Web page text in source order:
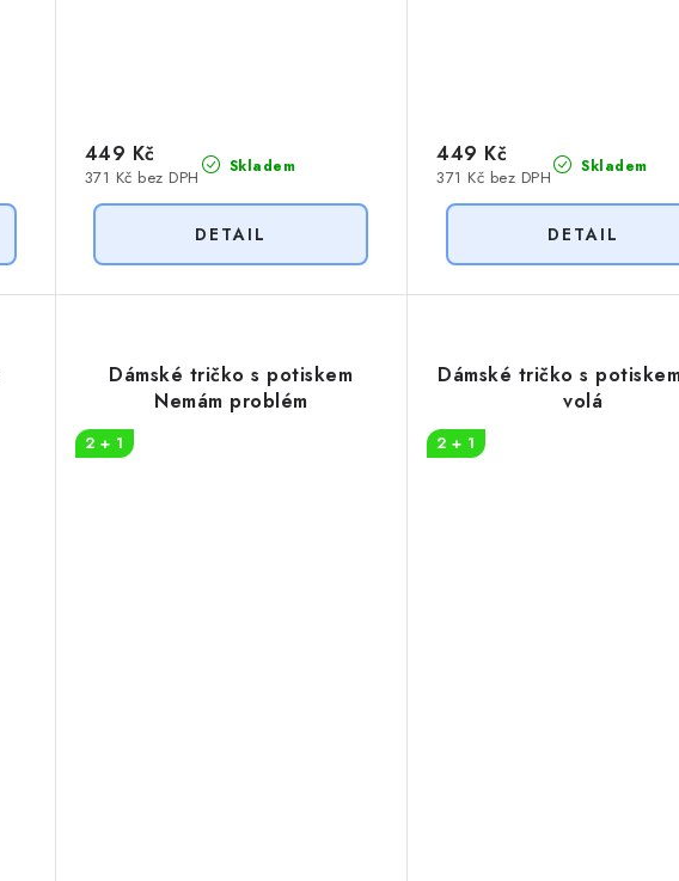
Skladem
371 Kč bez DPH
449 Kč Skladem
371 Kč bez DPH
449 Kč
Dámské tričko s potiskem
Nemám problém
2 + 1
Dámské tričko s
volá
2 + 1